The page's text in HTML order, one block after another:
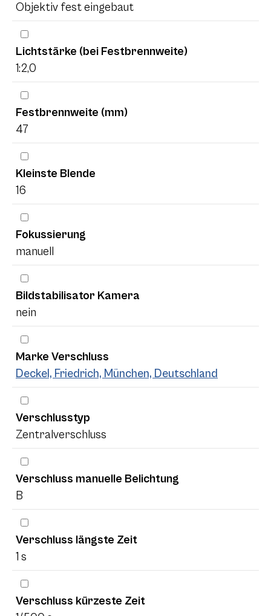
Objektiv fest eingebaut
Lichtstärke (bei Festbrennweite)
1:2,0
Festbrennweite (mm)
47
Kleinste Blende
16
Fokussierung
manuell
Bildstabilisator Kamera
nein
Marke Verschluss
Deckel, Friedrich, München, Deutschland
Verschlusstyp
Zentralverschluss
Verschluss manuelle Belichtung
B
Verschluss längste Zeit
1 s
Verschluss kürzeste Zeit